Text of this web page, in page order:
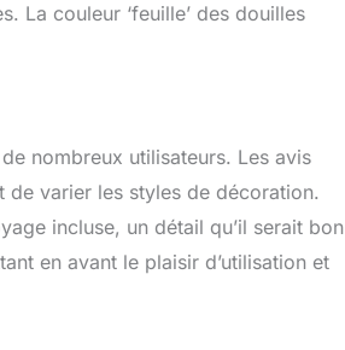
haute qualité et un service de
aucun risque, essayez nos
La couleur ‘feuille’ des douilles
nombreux utilisateurs. Les avis
varier les styles de décoration.
incluse, un détail qu’il serait bon
en avant le plaisir d’utilisation et